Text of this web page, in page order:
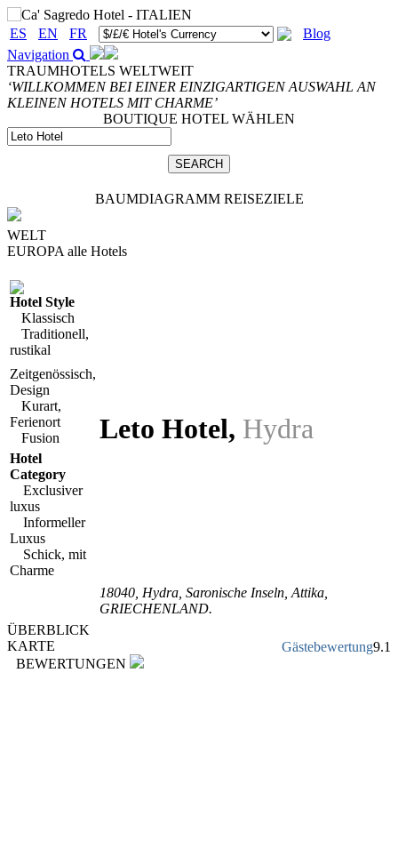
ES EN FR
Blog
Navigation
TRAUMHOTELS WELTWEIT
‘WILLKOMMEN BEI EINER EINZIGARTIGEN AUSWAHL AN
KLEINEN HOTELS MIT CHARME’
BOUTIQUE HOTEL WÄHLEN
BAUMDIAGRAMM REISEZIELE
WELT
EUROPA alle Hotels
Hotel Style
Klassisch
Traditionell,
rustikal
Zeitgenössisch,
Design
Kurart,
Ferienort
Fusion
Hotel
Category
Exclusiver
luxus
Informeller
Luxus
Schick, mit
Charme
Leto Hotel, Hydra
18040 , Hydra, Saronische Inseln Attika
GRIECHENLAND.
Gästebewertung9.1
ÜBERBLICK
KARTE
BEWERTUNGEN